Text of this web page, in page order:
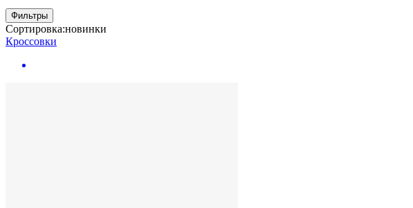
Фильтры
Сортировка:новинки
Кроссовки